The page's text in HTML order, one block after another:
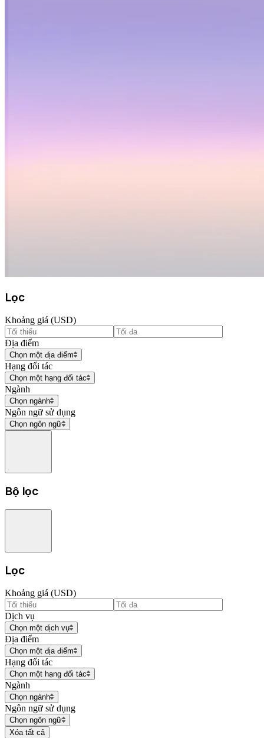
Lọc
Khoảng giá (USD)
Địa điểm
Chọn một địa điểm
Hạng đối tác
Chọn một hạng đối tác
Ngành
Chọn ngành
Ngôn ngữ sử dụng
Chọn ngôn ngữ
Bộ lọc
Lọc
Khoảng giá (USD)
Dịch vụ
Chọn một dịch vụ
Địa điểm
Chọn một địa điểm
Hạng đối tác
Chọn một hạng đối tác
Ngành
Chọn ngành
Ngôn ngữ sử dụng
Chọn ngôn ngữ
Xóa tất cả